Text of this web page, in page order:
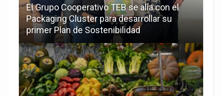
El Grupo Cooperativo TEB se alía con el
Packaging Cluster para desarrollar su
primer Plan de Sostenibilidad